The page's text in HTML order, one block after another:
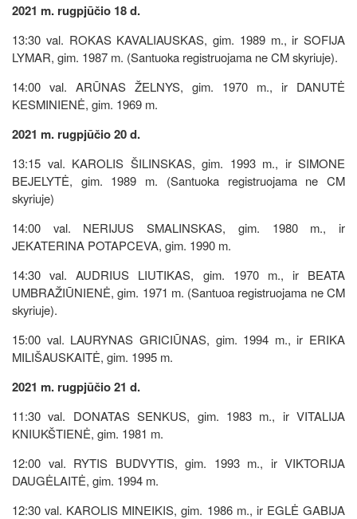
2021 m. rugpjūčio 18 d.
13:30 val. ROKAS KAVALIAUSKAS, gim. 1989 m., ir SOFIJA
LYMAR, gim. 1987 m. (Santuoka registruojama ne CM skyriuje).
14:00 val. ARŪNAS ŽELNYS, gim. 1970 m., ir DANUTĖ
KESMINIENĖ, gim. 1969 m.
2021 m. rugpjūčio 20 d.
13:15 val. KAROLIS ŠILINSKAS, gim. 1993 m., ir SIMONE
BEJELYTĖ, gim. 1989 m. (Santuoka registruojama ne CM
skyriuje)
14:00 val. NERIJUS SMALINSKAS, gim. 1980 m., ir
JEKATERINA POTAPCEVA, gim. 1990 m.
14:30 val. AUDRIUS LIUTIKAS, gim. 1970 m., ir BEATA
UMBRAŽIŪNIENĖ, gim. 1971 m. (Santuoa registruojama ne CM
skyriuje).
15:00 val. LAURYNAS GRICIŪNAS, gim. 1994 m., ir ERIKA
MILIŠAUSKAITĖ, gim. 1995 m.
2021 m. rugpjūčio 21 d.
11:30 val. DONATAS SENKUS, gim. 1983 m., ir VITALIJA
KNIUKŠTIENĖ, gim. 1981 m.
12:00 val. RYTIS BUDVYTIS, gim. 1993 m., ir VIKTORIJA
DAUGĖLAITĖ, gim. 1994 m.
12:30 val. KAROLIS MINEIKIS, gim. 1986 m., ir EGLĖ GABIJA